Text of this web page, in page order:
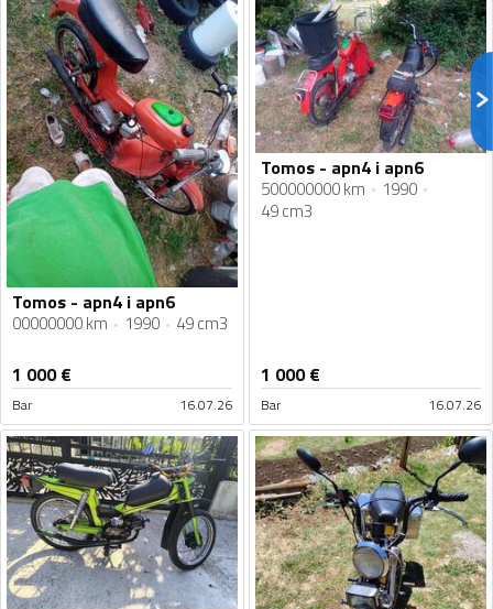
Tomos - apn4 i apn6
00000000 km 1990 49 cm3
1 000€
Bar 16.07.26
Tomos - apn4 i apn6
500000000 km
1990
49 cm3
1 000€
Bar 16.07.26